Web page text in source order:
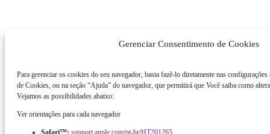
Gerenciar Consentimento de Cookies
Para gerenciar os cookies do seu navegador, basta fazê-lo diretamente nas configurações
de Cookies, ou na seção “Ajuda” do navegador, que permitirá que Você saiba como
Vejamos as possibilidades abaixo:
Ver orientações para cada navegador
Safari™: support.apple.com/pt-br/HT201265